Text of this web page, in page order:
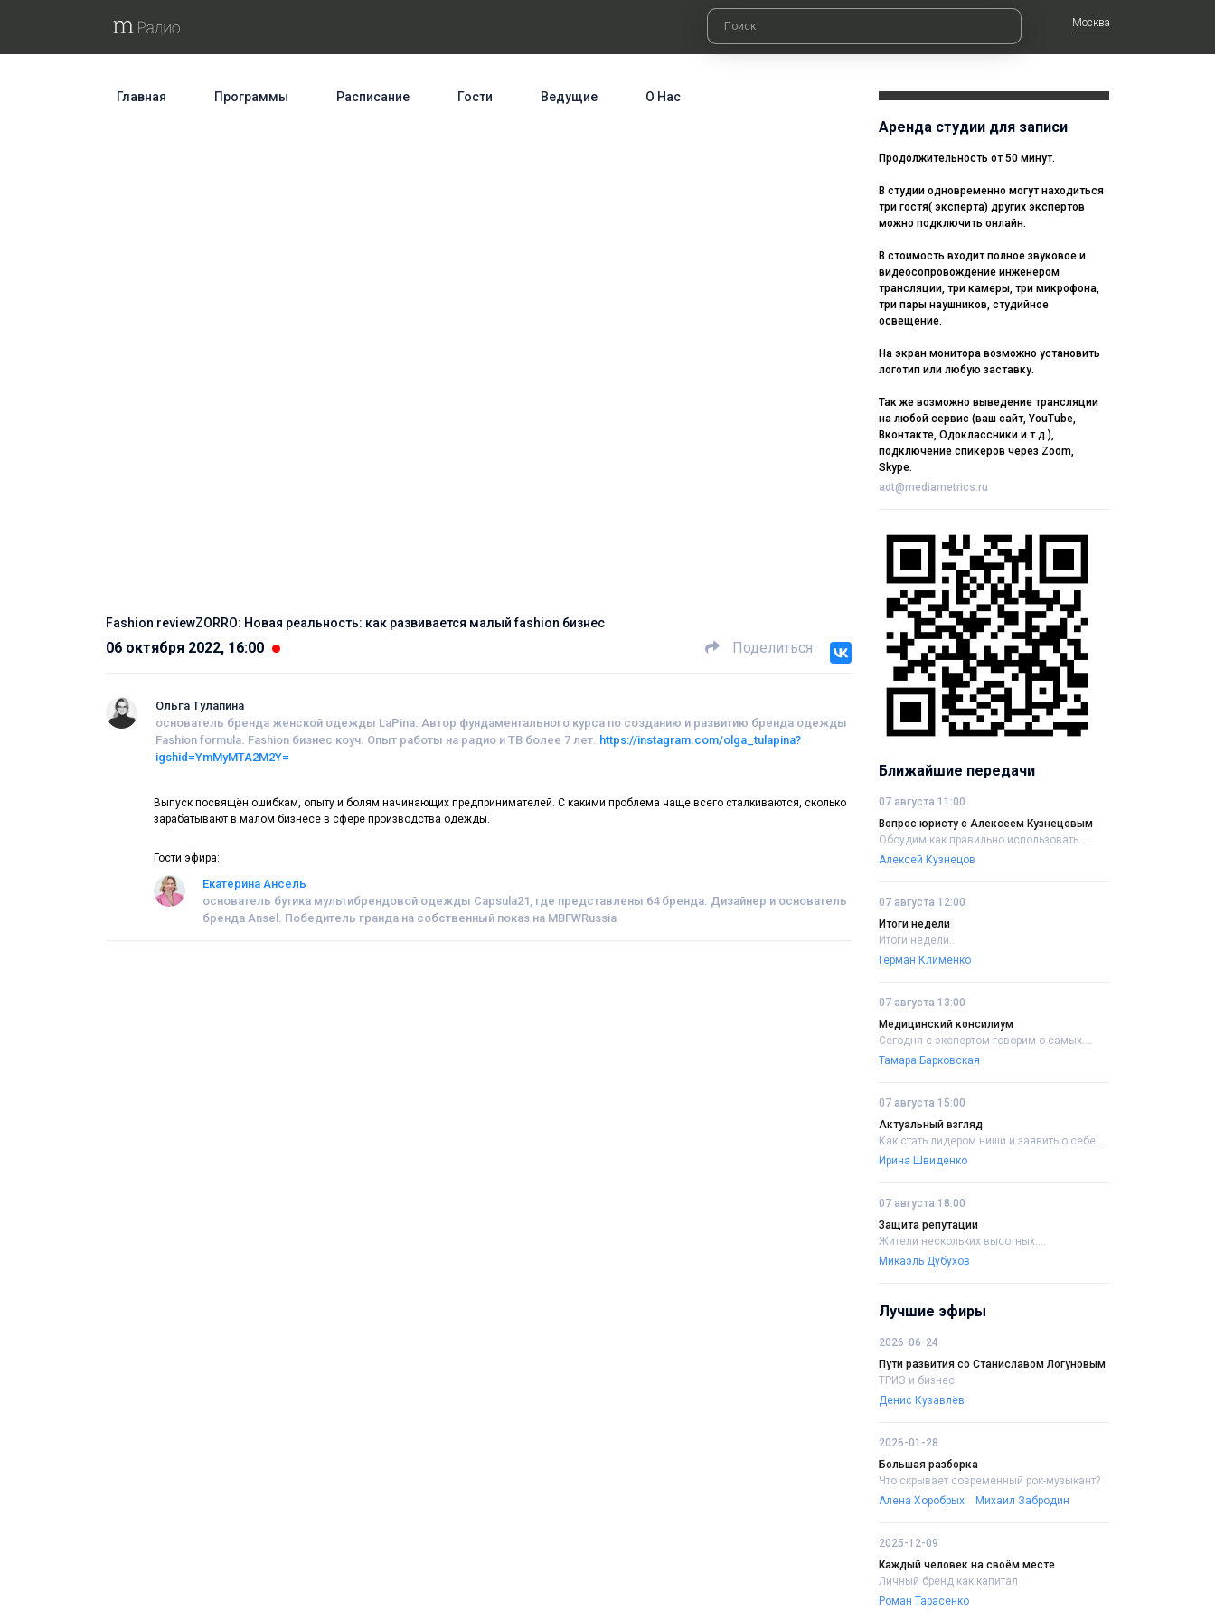
Москва
Главная Программы Расписание Гости Ведущие О Нас
Fashion reviewZORRO: Новая реальность: как развивается малый fashion бизнес
06 октября 2022, 16:00 Поделиться
Ольга Тулапина
основатель бренда женской одежды LaPina. Автор фундаментального курса по созданию и развитию бренда одежды
Fashion formula. Fashion бизнес коуч. Опыт работы на радио и ТВ более 7 лет. https://instagram.com/olga_tulapina?
igshid=YmMyMTA2M2Y=
Выпуск посвящён ошибкам, опыту и болям начинающих предпринимателей. С какими проблема чаще всего сталкиваются, сколько
зарабатывают в малом бизнесе в сфере производства одежды.
Гости эфира:
Екатерина Ансель
основатель бутика мультибрендовой одежды Capsula21, где представлены 64 бренда. Дизайнер и основатель
бренда Ansel. Победитель гранда на собственный показ на MBFWRussia
Аренда студии для записи
Продолжительность от 50 минут.
В студии одновременно могут находиться
три гостя( эксперта) других экспертов
можно подключить онлайн.
В стоимость входит полное звуковое и
видеосопровождение инженером
трансляции, три камеры, три микрофона,
три пары наушников, студийное
освещение.
На экран монитора возможно установить
логотип или любую заставку.
Так же возможно выведение трансляции
на любой сервис (ваш сайт, YouTube,
Вконтакте, Одоклассники и т.д.),
подключение спикеров через Zoom,
Skype.
adt@mediametrics.ru
Ближайшие передачи
07 августа 11:00
Вопрос юристу с Алексеем Кузнецовым
Обсудим как правильно использовать....
Алексей Кузнецов
07 августа 12:00
Итоги недели
Итоги недели..
Герман Клименко
07 августа 13:00
Медицинский консилиум
Сегодня с экспертом говорим о самых....
Тамара Барковская
07 августа 15:00
Актуальный взгляд
Как стать лидером ниши и заявить о себе....
Ирина Швиденко
07 августа 18:00
Защита репутации
Жители нескольких высотных....
Микаэль Дубухов
Лучшие эфиры
2026-06-24
Пути развития со Станиславом Логуновым
ТРИЗ и бизнес
Денис Кузавлёв
2026-01-28
Большая разборка
Что скрывает современный рок-музыкант?
Алена Хоробрых
Михаил Забродин
2025-12-09
Каждый человек на своём месте
Личный бренд как капитал
Роман Тарасенко